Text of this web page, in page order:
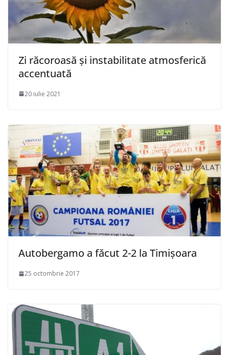
Zi răcoroasă și instabilitate atmosferică
accentuată
20 iulie 2021
Autobergamo a făcut 2-2 la Timișoara
25 octombrie 2017